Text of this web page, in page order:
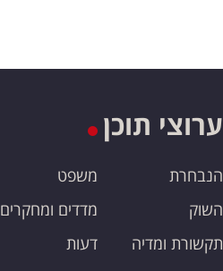
ערוצי תוכן
הנבחרת
השוק
תקשורת ומדיה
משפט
מדדים ומחקרים
דעות